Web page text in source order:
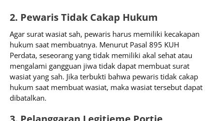
2. Pewaris Tidak Cakap Hukum
Agar surat wasiat sah, pewaris harus memiliki kecakapan
hukum saat membuatnya. Menurut Pasal 895 KUH
Perdata, seseorang yang tidak memiliki akal sehat atau
mengalami gangguan jiwa tidak dapat membuat surat
wasiat yang sah. Jika terbukti bahwa pewaris tidak cakap
hukum saat membuat wasiat, maka wasiat tersebut dapat
dibatalkan.